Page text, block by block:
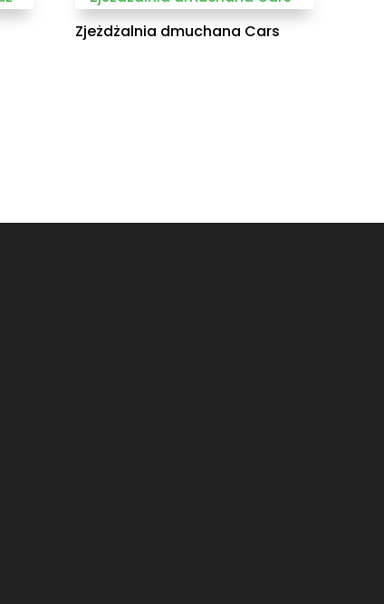
Zjeżdżalnia dmuchana Cars